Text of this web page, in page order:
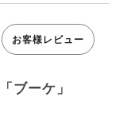
お客様レビュー
ブーケ」